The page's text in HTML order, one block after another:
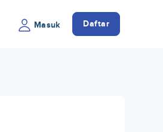
Masuk Daftar